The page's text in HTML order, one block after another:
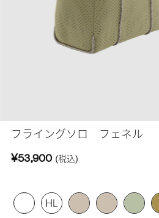
フライングソロ フェネル
¥53,900 (税込)